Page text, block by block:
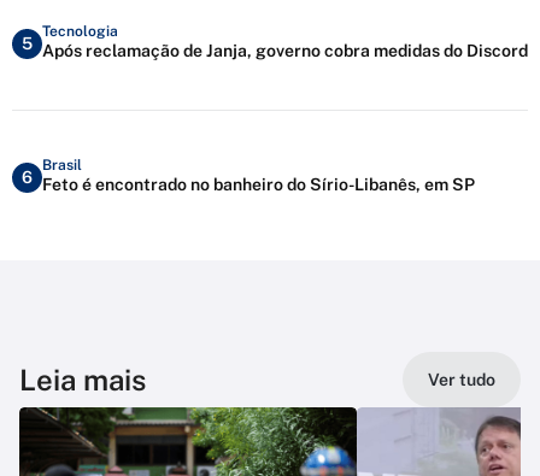
5
Tecnologia
Após reclamação de Janja, governo cobra medidas do Discord
6
Brasil
Feto é encontrado no banheiro do Sírio-Libanês, em SP
Leia mais Ver tudo